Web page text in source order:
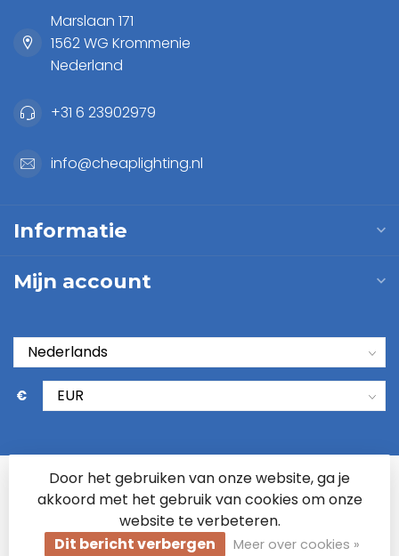
Marslaan 171
1562 WG Krommenie
Nederland
+31 6 23902979
info@cheaplighting.nl
Informatie
Mijn account
€
Door het gebruiken van onze website, ga je
akkoord met het gebruik van cookies om onze
website te verbeteren.
Dit bericht verbergen
Meer over cookies »